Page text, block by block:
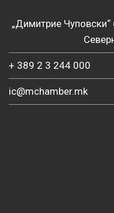
„Димитрие
+ 389 2 3 244 000
ic@mchamber.mk